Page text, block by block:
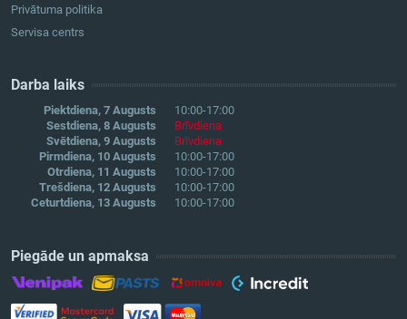
Privātuma politika
Servisa centrs
Darba laiks
Piektdiena, 7 Augusts
10:00-17:00
Sestdiena, 8 Augusts
Brīvdiena
Svētdiena, 9 Augusts
Brīvdiena
Pirmdiena, 10 Augusts
10:00-17:00
Otrdiena, 11 Augusts
10:00-17:00
Trešdiena, 12 Augusts
10:00-17:00
Ceturtdiena, 13 Augusts
10:00-17:00
Piegāde un apmaksa